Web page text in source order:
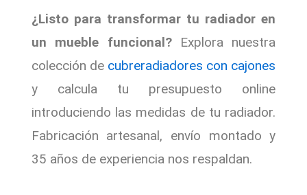
¿Listo para transformar tu radiador en
un mueble funcional?Explora nuestra
colección de cubreradiadores con cajones
y calcula tu presupuesto online
introduciendo las medidas de tu radiador.
Fabricación artesanal, envío montado y
35 años de experiencia nos respaldan.